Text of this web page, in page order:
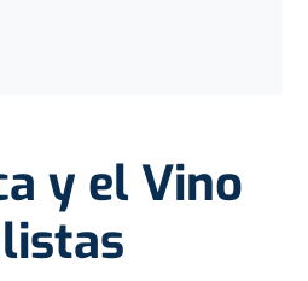
y el Vino